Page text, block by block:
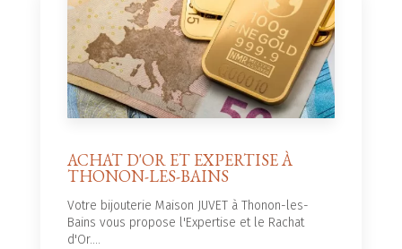
ACHAT D'OR ET EXPERTISE À
THONON-LES-BAINS
Votre bijouterie Maison JUVET à Thonon-les-
Bains vous propose l'Expertise et le Rachat
d'Or....